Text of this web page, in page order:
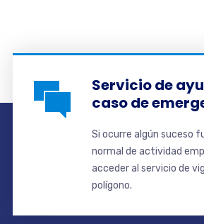
Servicio de
caso de
Si ocurre algún suceso
normal de actividad
acceder al servicio de
polígono.